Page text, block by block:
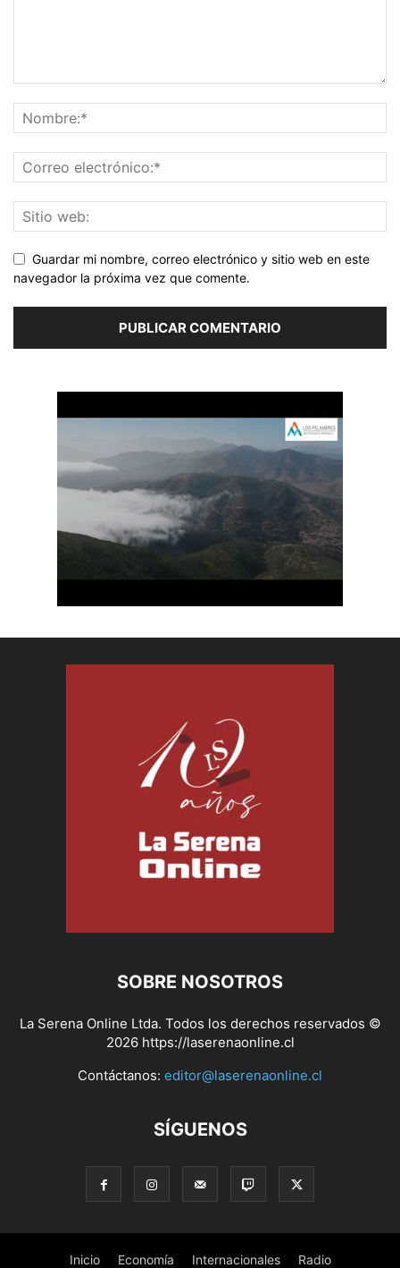
Guardar mi nombre, correo electrónico y sitio web en este
navegador la próxima vez que comente.
SOBRE NOSOTROS
La Serena Online Ltda. Todos los derechos reservados ©
2026 https://laserenaonline.cl
Contáctanos: editor@laserenaonline.cl
SÍGUENOS
Inicio Economía Internacionales Radio